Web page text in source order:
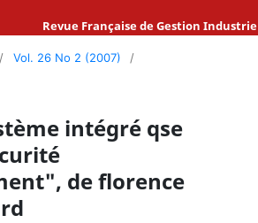
Revue Française de Gestion
/ Vol. 26 No 2 (2007)
/
intégré qse
de florence